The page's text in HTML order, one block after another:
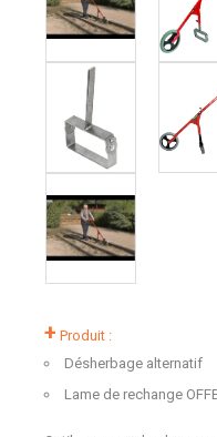
+ Produit :
Désherbage alternatif
Lame de rechange